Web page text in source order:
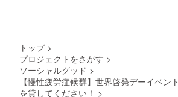
トップ >
プロジェクトをさがす >
ソーシャルグッド >
【慢性疲労症候群】世界啓発デーイベン
を貸してください！ >